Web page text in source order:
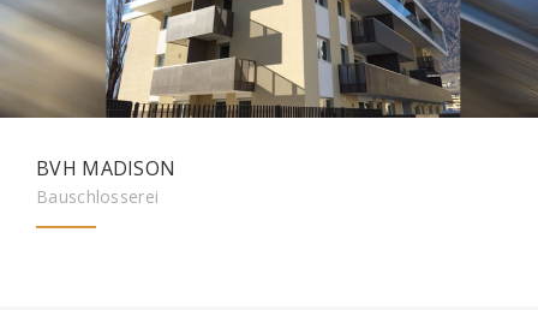
BVH MADISON
Bauschlosserei